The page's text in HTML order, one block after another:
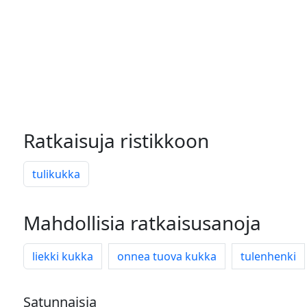
Ratkaisuja ristikkoon
tulikukka
Mahdollisia ratkaisusanoja
liekki kukka onnea tuova kukka tulenhenki
Satunnaisia